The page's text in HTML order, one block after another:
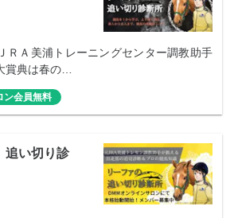
ＲＡ美浦トレーニングセンター調教助手
賞典は春の…
ン会員無料
追い切り診